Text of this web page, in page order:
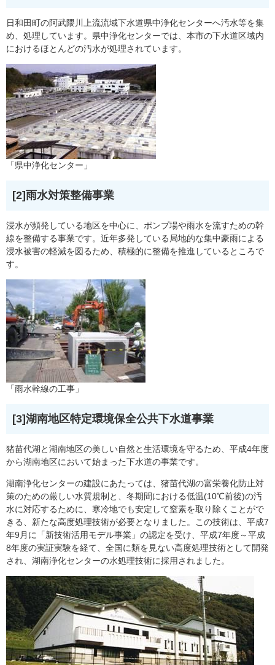
日和田町の阿武隈川上流流域下水道県中浄化センターへ汚水等を集
め、処理しています。県中浄化センターでは、本市の下水道区域内
におけるほとんどの汚水が処理されています。
「県中浄化センター」
[2]雨水対策整備事業
浸水が頻発している地区を中心に、ポンプ場や雨水を流すための幹
線を整備する事業です。近年多発している局地的な集中豪雨による
浸水被害の軽減を図るため、積極的に整備を推進しているところで
す。
「雨水幹線の工事」
[3]湖南地区特定環境保全公共下水道事業
猪苗代湖と湖南地区の美しい自然と生活環境を守るため、平成4年度
から湖南地区において始まった下水道の事業です。
湖南浄化センターの建設にあたっては、猪苗代湖の富栄養化防止対
策のための厳しい水質規制と、冬期間における低温(10℃前後)の汚
水に対応するために、寒冷地でも安定して窒素を取り除くことがで
きる、新たな高度処理技術が必要となりました。この技術は、平成7
年9月に「新技術活用モデル事業」の認定を受け、平成7年度～平成
8年度の実証実験を経て、全国に類を見ない高度処理技術として開発
され、湖南浄化センターの水処理技術に採用されました。